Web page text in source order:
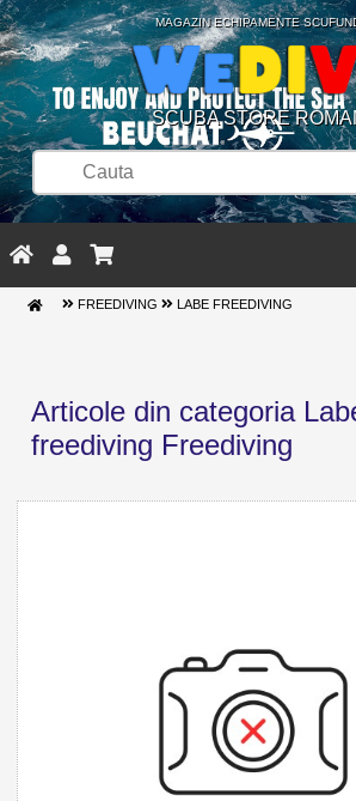
MAGAZIN ECHIPAMENTE
SCUBA STORE
FREEDIVING LABE FREEDIVING
Articole din categoria
freediving Freediving